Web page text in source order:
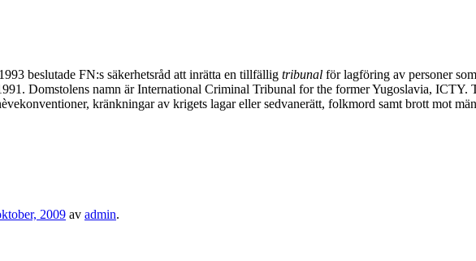
beslutade FN:s säkerhetsråd att inrätta en tillfällig tribunal för lagföring av personer
Domstolens namn är International Criminal Tribunal for the former Yugoslavia,
kränkningar av krigets lagar eller sedvanerätt, folkmord samt brott mot
2009 av admin.